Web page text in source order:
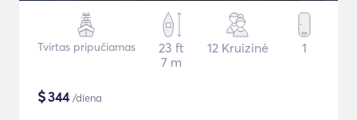
Tvirtas pripučiamas
23 ft
7 m
12 Kruizinė 1
$344/diena